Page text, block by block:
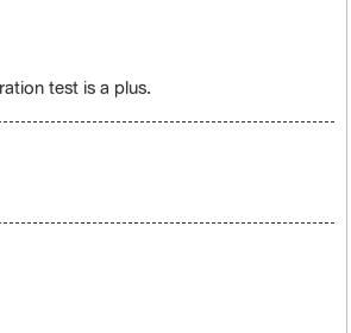
test is a plus.